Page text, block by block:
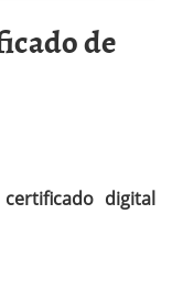
de
certificado digital